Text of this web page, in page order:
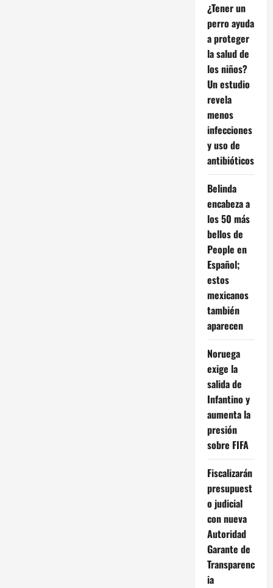
¿Tener un
perro ayuda
a proteger
la salud de
los niños?
Un estudio
revela
menos
infecciones
y uso de
antibióticos
Belinda
encabeza a
los 50 más
bellos de
People en
Español;
estos
mexicanos
también
aparecen
Noruega
exige la
salida de
Infantino y
aumenta la
presión
sobre FIFA
Fiscalizarán
presupuest
o judicial
con nueva
Autoridad
Garante de
Transparenc
ia